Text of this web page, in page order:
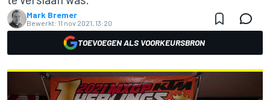
Mark Bremer
Bewerkt: 11 nov 2021, 13:20
TOEVOEGEN ALS VOORKEURSBRON